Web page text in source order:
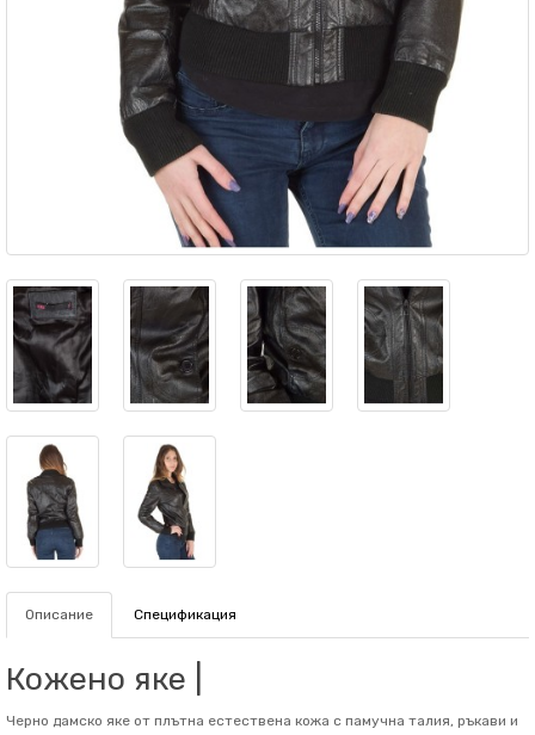
Описание Спецификация
Кожено яке |
Черно дамско яке от плътна естествена кожа с памучна талия, ръкави и